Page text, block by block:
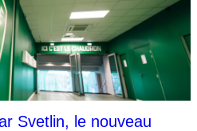
Svetlin, le nouveau